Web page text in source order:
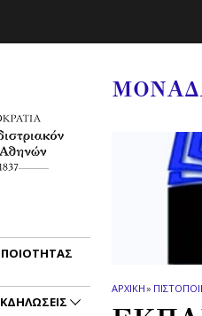
ΑΡΧΙΚΗ»